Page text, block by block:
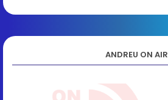
ANDREU ON AIR